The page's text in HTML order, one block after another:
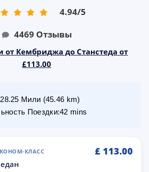
4.94/5
4469 Отзывы
от Кембриджа до Станстеда от
£113.00
28.25 Мили (45.46 km)
Поездки:42 mins
КЛАСС £ 113.00